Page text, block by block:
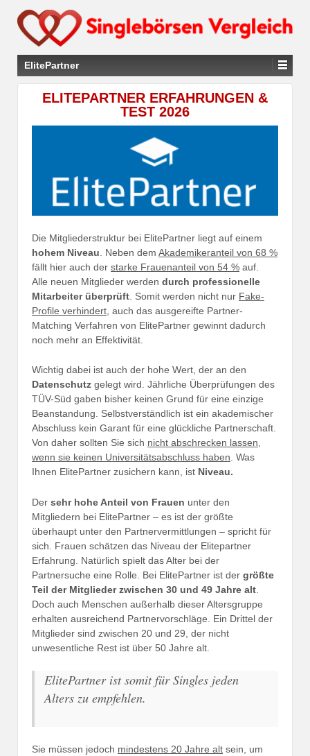
ElitePartner
ELITEPARTNER ERFAHRUNGEN &
TEST 2026
Die Mitgliederstruktur bei ElitePartner liegt auf einem
hohem Niveau . Neben dem Akademikeranteil von 68 %
fällt hier auch der starke Frauenanteil von 54 % auf.
Alle neuen Mitglieder werden durch professionelle
Mitarbeiter überprüft . Somit werden nicht nur Fake-
Profile verhindert , auch das ausgereifte Partner-
Matching Verfahren von ElitePartner gewinnt dadurch
noch mehr an Effektivität.
Wichtig dabei ist auch der hohe Wert, der an den
Datenschutz gelegt wird. Jährliche Überprüfungen des
TÜV-Süd gaben bisher keinen Grund für eine einzige
Beanstandung. Selbstverständlich ist ein akademischer
Abschluss kein Garant für eine glückliche Partnerschaft.
Von daher sollten Sie sich nicht abschrecken lassen,
wenn sie keinen Universitätsabschluss haben. Was
Ihnen ElitePartner zusichern kann, ist Niveau.
Der sehr hohe Anteil von Frauen unter den
Mitgliedern bei ElitePartner – es ist der größte
überhaupt unter den Partnervermittlungen – spricht für
sich. Frauen schätzen das Niveau der Elitepartner
Erfahrung. Natürlich spielt das Alter bei der
Partnersuche eine Rolle. Bei ElitePartner ist der größte
Teil der Mitglieder zwischen 30 und 49 Jahre alt
Doch auch Menschen außerhalb dieser Altersgruppe
erhalten ausreichend Partnervorschläge. Ein Drittel der
Mitglieder sind zwischen 20 und 29, der nicht
unwesentliche Rest ist über 50 Jahre alt.
ElitePartner ist somit für Singles jeden
Alters zu empfehlen.
Sie müssen jedoch mindestens 20 Jahre alt sein, um